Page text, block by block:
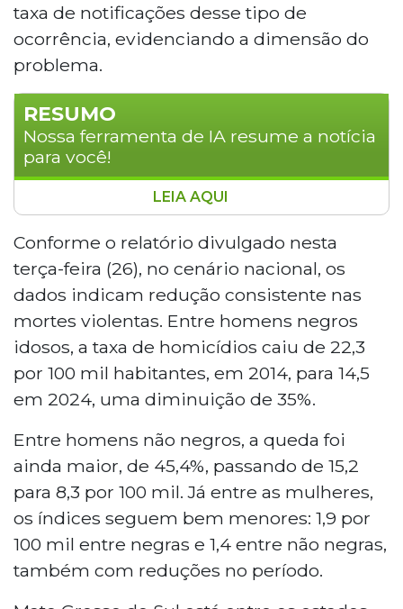
taxa de notificações desse tipo de
ocorrência, evidenciando a dimensão do
problema.
RESUMO
Nossa ferramenta de IA resume a notícia
para você!
Mato Grosso do Sul lidera o ranking
nacional de violência não letal contra
idosos, com taxa de 310,5 notificações por
100 mil habitantes, quase quatro vezes
acima da média brasileira de 86,6,
segundo o Atlas da Violência. Apesar de
registrar queda de 40,7% nos homicídios
de idosos entre 2014 e 2024, o Estado
preocupa nas agressões não letais, com
1.191 casos registrados em 2024.
LEIA AQUI
Conforme o relatório divulgado nesta
terça-feira (26), no cenário nacional, os
dados indicam redução consistente nas
mortes violentas. Entre homens negros
idosos, a taxa de homicídios caiu de 22,3
por 100 mil habitantes, em 2014, para 14,5
em 2024, uma diminuição de 35%.
Entre homens não negros, a queda foi
ainda maior, de 45,4%, passando de 15,2
para 8,3 por 100 mil. Já entre as mulheres,
os índices seguem bem menores: 1,9 por
100 mil entre negras e 1,4 entre não negras,
também com reduções no período.